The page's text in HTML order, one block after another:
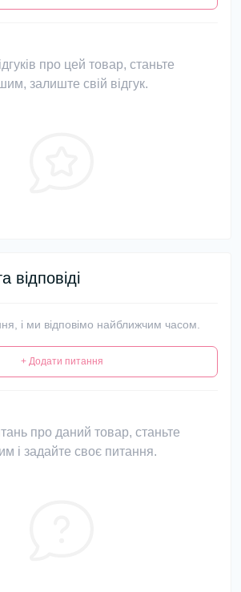
про цей товар, станьте
залиште свій відгук.
відповіді
і ми відповімо найближчим часом.
+ Додати питання
про даний товар, станьте
і задайте своє питання.